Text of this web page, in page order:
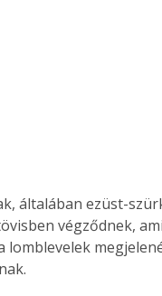
általában ezüst-
végződnek,